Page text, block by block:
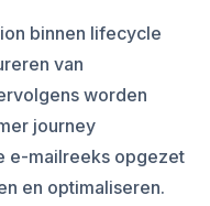
binnen lifecycle
van
worden
journey
e-mailreeks opgezet
en optimaliseren.